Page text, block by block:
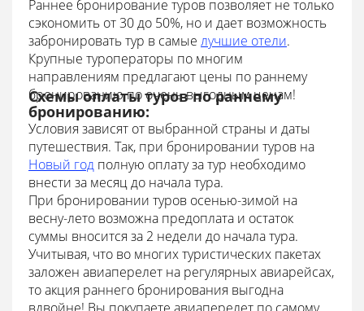
Раннее бронирование туров позволяет не только
сэкономить от 30 до 50%, но и дает возможность
забронировать тур в самые лучшие отели.
Крупные туроператоры по многим
направлениям предлагают цены по раннему
бронированию по очень выгодным ценам!
Схемы оплаты туров по раннему
бронированию:
Условия зависят от выбранной страны и даты
путешествия. Так, при бронировании туров на
Новый год полную оплату за тур необходимо
внести за месяц до начала тура.
При бронировании туров осенью-зимой на
весну-лето возможна предоплата и остаток
суммы вносится за 2 недели до начала тура.
Учитывая, что во многих туристических пакетах
заложен авиаперелет на регулярных авиарейсах,
то акция раннего бронирования выгодна